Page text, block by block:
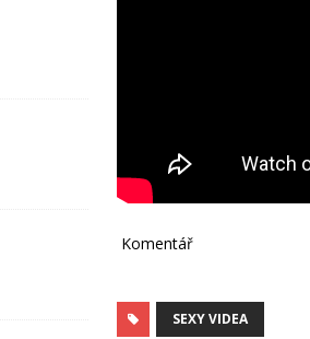
Komentář
SEXY VIDEA